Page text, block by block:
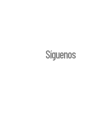
Síguenos